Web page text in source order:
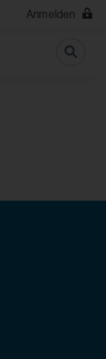
Anmelden
Suche